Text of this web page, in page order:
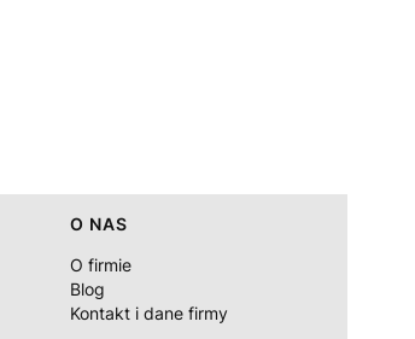
O NAS
O firmie
Blog
Kontakt i dane firmy